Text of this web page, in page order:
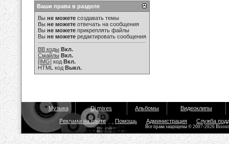
Ваши права в разделе
Вы не можете создавать темы
Вы не можете отвечать на сообщения
Вы не можете прикреплять файлы
Вы не можете редактировать сообщения
BB коды Вкл.
Смайлы Вкл.
[IMG] код Вкл.
HTML код Выкл.
Музыка Dj mixes Альбомы Видеоклипы
Реклама на сайте Помощь Администрация Служба
Все права защищены © 2007-2026